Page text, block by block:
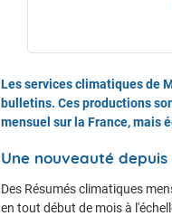
Les services climatiques de
bulletins. Ces productions
mensuel sur la France, mais
Une nouveauté
Des Résumés climatiques
en tout début de mois à